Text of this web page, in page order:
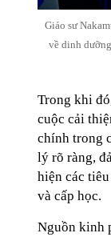
Giáo sư
về dinh
Trong khi
cuộc cải
chính trong
lý rõ ràng,
hiện các
và cấp học.
Nguồn kinh